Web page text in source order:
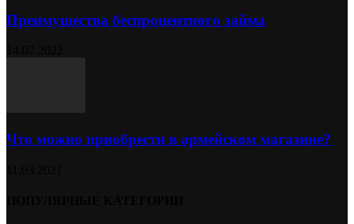
Преимущества беспроцентного займа
Что можно приобрести в армейском магазине?